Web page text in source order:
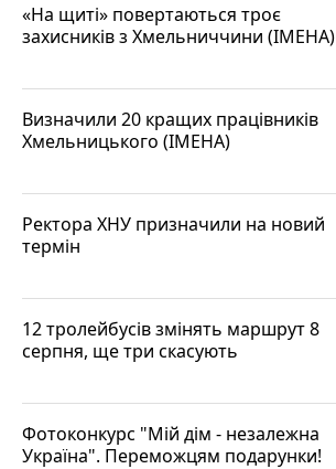
«На щиті» повертаються троє
захисників з Хмельниччини (ІМЕНА)
Визначили 20 кращих працівників
Хмельницького (ІМЕНА)
Ректора ХНУ призначили на новий
термін
12 тролейбусів змінять маршрут 8
серпня, ще три скасують
Фотоконкурс "Мій дім - незалежна
Україна". Переможцям подарунки!